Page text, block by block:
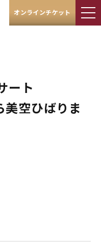
オンラインチケット
ート
空ひばりま